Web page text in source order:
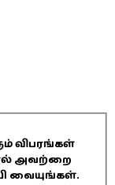
விபரங்கள்
அவற்றை
வையுங்கள்.